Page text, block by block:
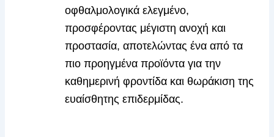
οφθαλμολογικά ελεγμένο,
προσφέροντας μέγιστη ανοχή και
προστασία, αποτελώντας ένα από τα
πιο προηγμένα προϊόντα για την
καθημερινή φροντίδα και θωράκιση της
ευαίσθητης επιδερμίδας.